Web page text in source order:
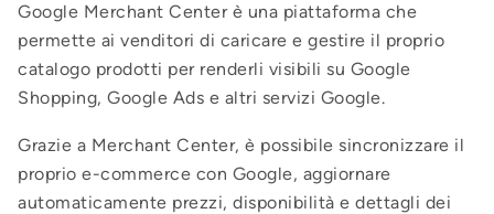
Google Merchant Center è una piattaforma che
permette ai venditori di caricare e gestire il proprio
catalogo prodotti per renderli visibili su Google
Shopping, Google Ads e altri servizi Google.
Grazie a Merchant Center, è possibile sincronizzare il
proprio e-commerce con Google, aggiornare
automaticamente prezzi, disponibilità e dettagli dei